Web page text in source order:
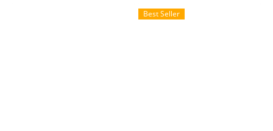
ฝา Soft Close เปิด-ปิดนุ่มนวล
เพิ่มความปลอดภัยในการใช้งาน
Best Seller